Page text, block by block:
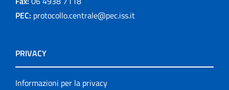
PEC: protocollo.centrale@pec.iss.it
PRIVACY
Informazioni per la privacy